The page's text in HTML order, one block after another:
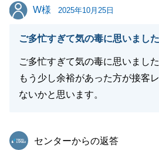
W様
W様 2025年10月25日
ご多忙すぎて気の毒に思いました
ご多忙すぎて気の毒に思いました
もう少し余裕があった方が接客
ないかと思います。
東急リバブル
センターからの返答